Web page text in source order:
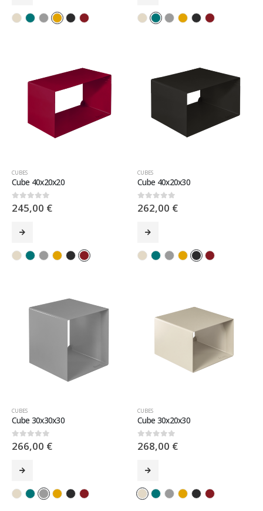
CUBES
Cube 40x20x20
0sur 5
245,00 €
CUBES
Cube 40x20x30
0sur 5
262,00 €
CUBES
Cube 30x30x30
0sur 5
266,00 €
CUBES
Cube 30x20x30
0sur 5
268,00 €